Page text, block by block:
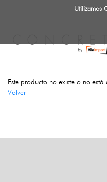
Utilizamos
Este producto no existe o no está
Volver